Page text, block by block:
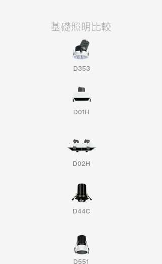
​基礎照明比較
D353
D01H
D02H
D44C
D551